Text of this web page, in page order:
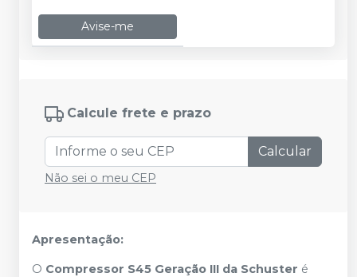
Avise-me
Calcule frete e prazo
Calcular
Não sei o meu CEP
Apresentação:
O Compressor S45 Geração III da Schuster é